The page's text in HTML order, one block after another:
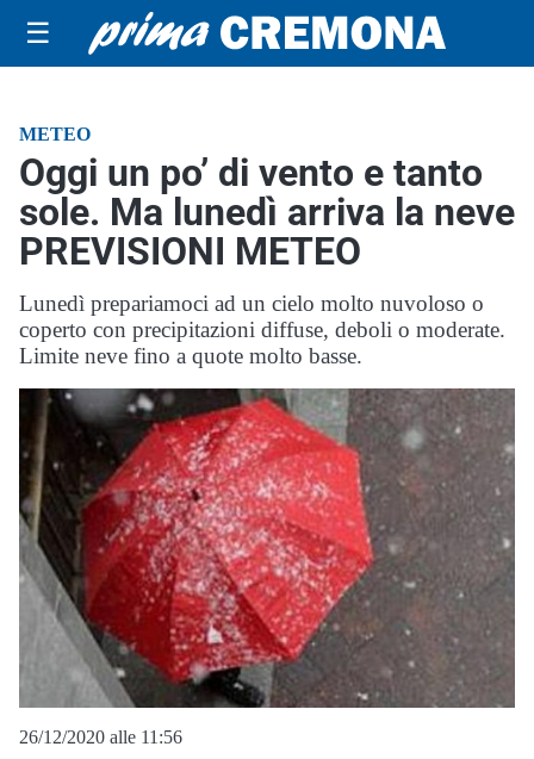
☰
METEO
Oggi un po’ di vento e tanto
sole. Ma lunedì arriva la neve
PREVISIONI METEO
Lunedì prepariamoci ad un cielo molto nuvoloso o
coperto con precipitazioni diffuse, deboli o moderate.
Limite neve fino a quote molto basse.
26/12/2020 alle 11:56